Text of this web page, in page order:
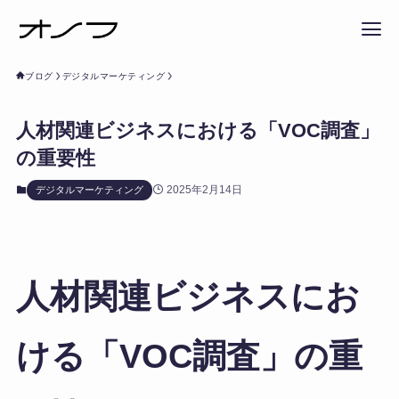
ブログ デジタルマーケティング
人材関連ビジネスにおける「VOC調査」
の重要性
デジタルマーケティング 2025年2月14日
人材関連ビジネスにお
ける「VOC調査」の重